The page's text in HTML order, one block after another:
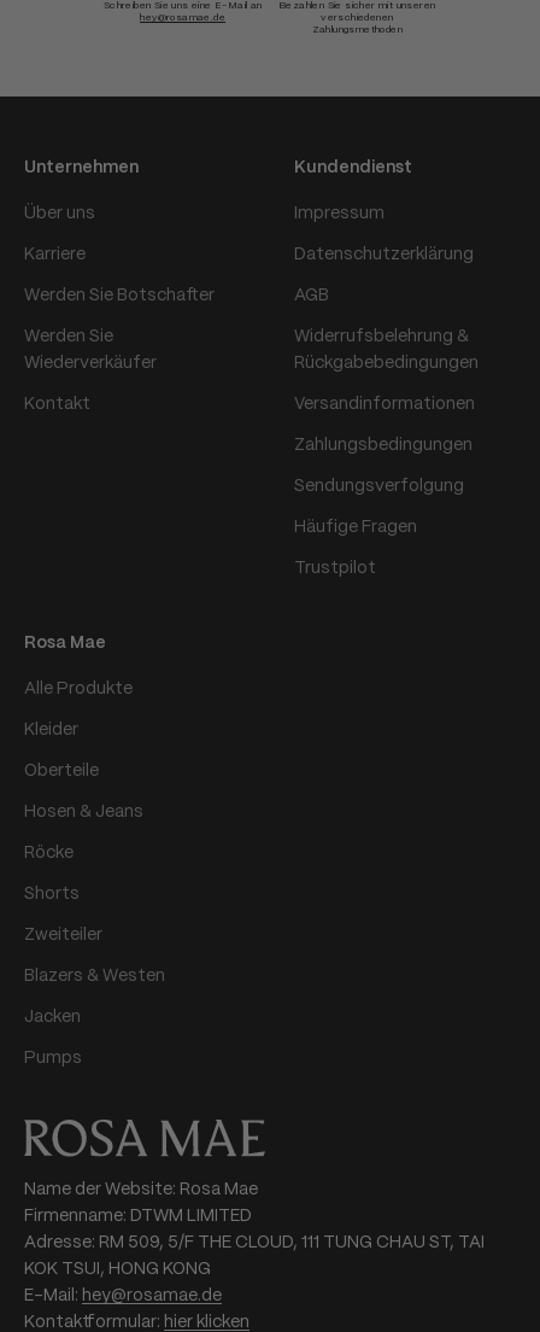
Schreiben Sie uns eine E-Mail an
hey@rosamae.de
Bezahlen Sie sicher mit unseren
verschiedenen
Zahlungsmethoden
Unternehmen
Über uns
Karriere
Werden Sie Botschafter
Werden Sie
Wiederverkäufer
Kontakt
Kundendienst
Impressum
Datenschutzerklärung
AGB
Widerrufsbelehrung &
Rückgabebedingungen
Versandinformationen
Zahlungsbedingungen
Sendungsverfolgung
Häufige Fragen
Trustpilot
Rosa Mae
Alle Produkte
Kleider
Oberteile
Hosen & Jeans
Röcke
Shorts
Zweiteiler
Blazers & Westen
Jacken
Pumps
Name der Website: Rosa Mae
Firmenname: DTWM LIMITED
Adresse: RM 509, 5/F THE CLOUD, 111 TUNG CHAU ST, TAI
KOK TSUI, HONG KONG
E-Mail: hey@rosamae.de
Kontaktformular: hier klicken